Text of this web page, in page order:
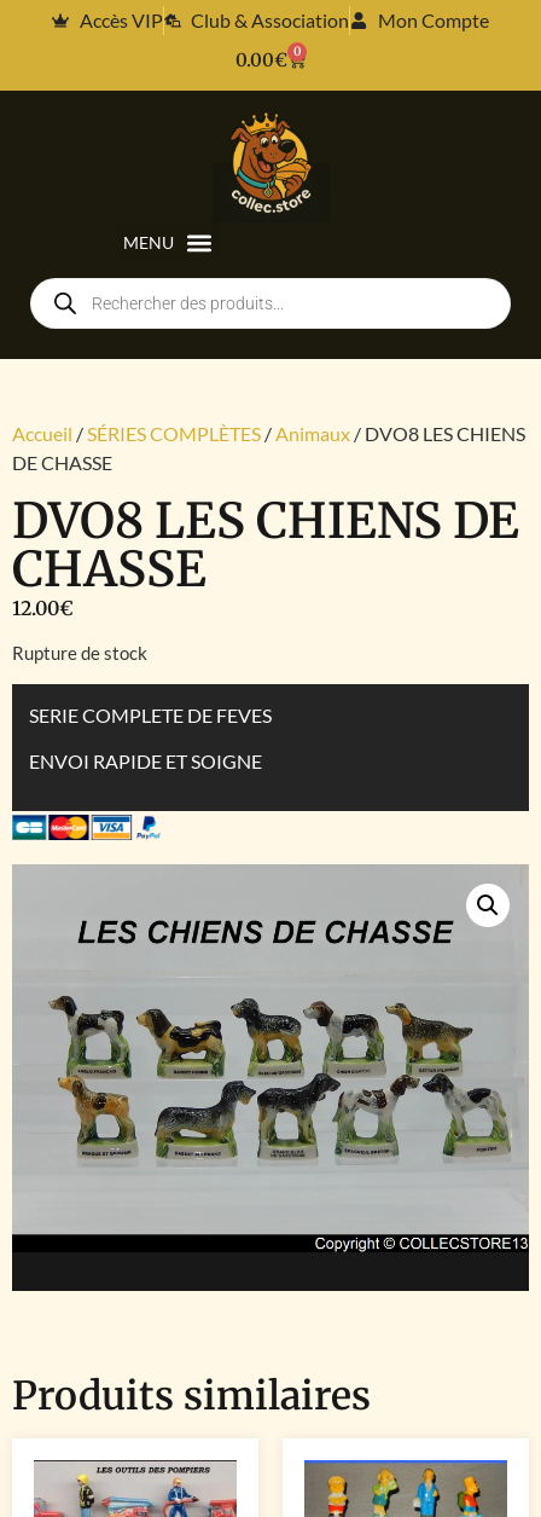
Accès VIP Club & Association
Mon Compte
0.00€ 0
Accueil /SÉRIES COMPLÈTES /Animaux / DVO8 LES CHIENS
DE CHASSE
DVO8 LES CHIENS DE
CHASSE
12.00€
Rupture de stock
SERIE COMPLETE DE FEVES
ENVOI RAPIDE ET SOIGNE
Produits similaires